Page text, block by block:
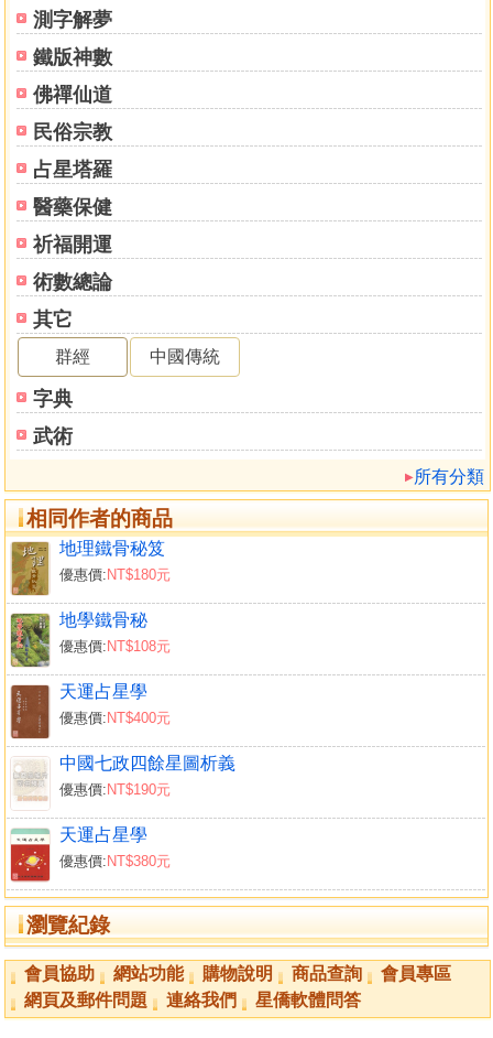
測字解夢
鐵版神數
佛禪仙道
民俗宗教
占星塔羅
醫藥保健
祈福開運
術數總論
其它
群經 中國傳統
字典
武術
所有分類
相同作者的商品
地理鐵骨秘笈
優惠價: NT$180元
地學鐵骨秘
優惠價: NT$108元
天運占星學
優惠價: NT$400元
中國七政四餘星圖析義
優惠價: NT$190元
天運占星學
優惠價: NT$380元
瀏覽紀錄
會員協助 網站功能 購物說明 商品查詢
會員專區
網頁及郵件問題
連絡我們 星僑軟體問答